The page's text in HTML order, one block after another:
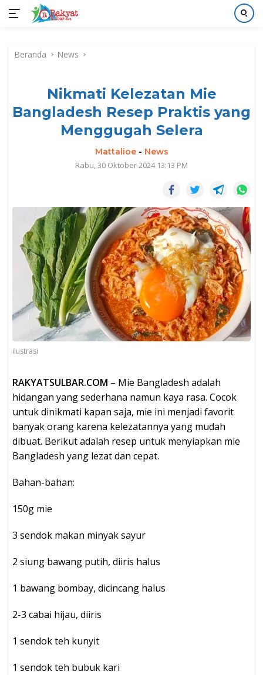
kontenBeranda News
Nikmati Kelezatan Mie
Bangladesh Resep Praktis yang
Menggugah Selera
Mattalioe- News
Rabu, 30 Oktober 2024 13:13 PM
ilustrasi
RAKYATSULBAR.COM – Mie Bangladesh adalah
hidangan yang sederhana namun kaya rasa. Cocok
untuk dinikmati kapan saja, mie ini menjadi favorit
banyak orang karena kelezatannya yang mudah
dibuat. Berikut adalah resep untuk menyiapkan mie
Bangladesh yang lezat dan cepat.
Bahan-bahan:
150g mie
3 sendok makan minyak sayur
2 siung bawang putih, diiris halus
1 bawang bombay, dicincang halus
2-3 cabai hijau, diiris
1 sendok teh kunyit
1 sendok teh bubuk kari